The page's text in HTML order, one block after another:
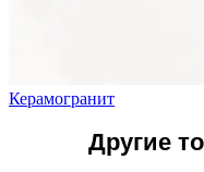
Керамогранит
Другие